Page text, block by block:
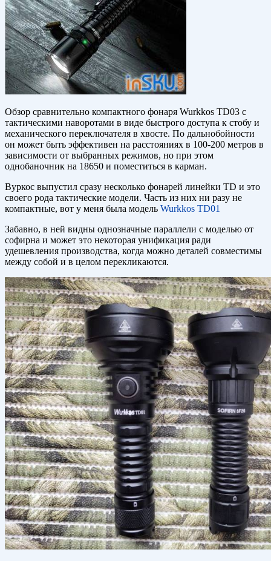
Обзор сравнительно компактного фонаря Wurkkos TD03 с
тактическими наворотами в виде быстрого доступа к стобу и
механического переключателя в хвосте. По дальнобойности
он может быть эффективен на расстояниях в 100-200 метров в
зависимости от выбранных режимов, но при этом
однобаночник на 18650 и поместиться в карман.
Вуркос выпустил сразу несколько фонарей линейки TD и это
своего рода тактические модели. Часть из них ни разу не
компактные, вот у меня была модель Wurkkos TD01
Забавно, в ней видны однозначные параллели с моделью от
софирна и может это некоторая унификация ради
удешевления производства, когда можно деталей совместимы
между собой и в целом перекликаются.